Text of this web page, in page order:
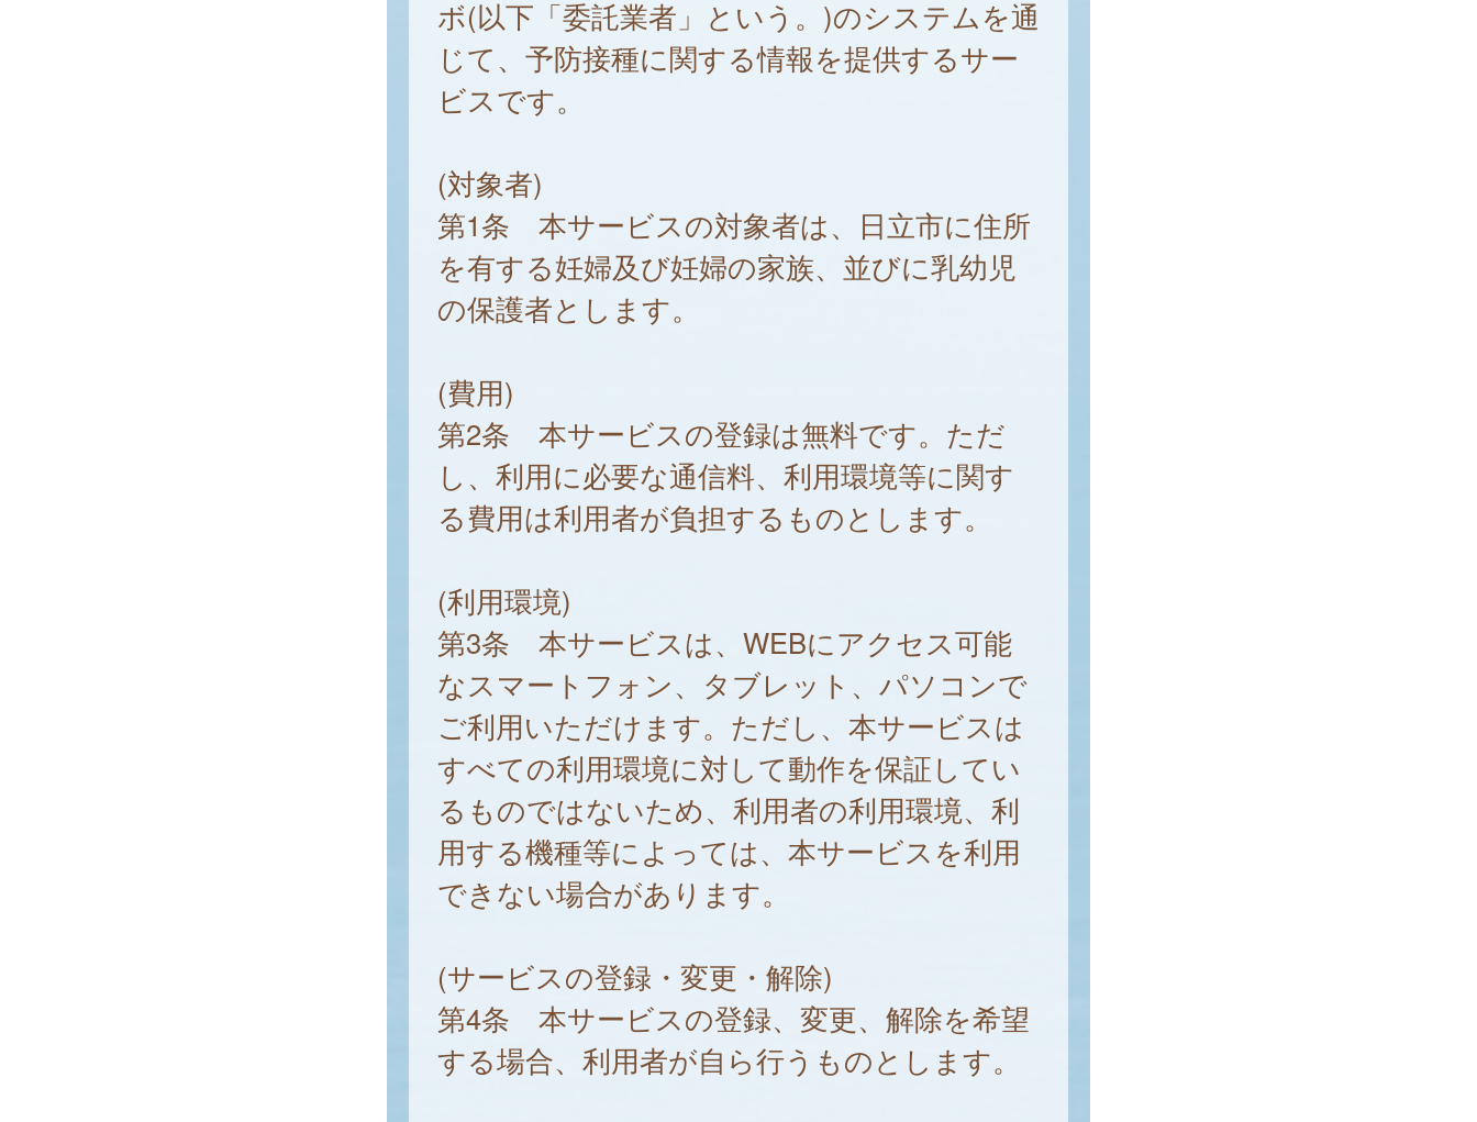
ボ(以下「委託業者」という。)のシステムを通
じて、予防接種に関する情報を提供するサー
ビスです。
(対象者)
第1条 本サービスの対象者は、日立市に住所
を有する妊婦及び妊婦の家族、並びに乳幼児
の保護者とします。
(費用)
第2条 本サービスの登録は無料です。ただ
し、利用に必要な通信料、利用環境等に関す
る費用は利用者が負担するものとします。
(利用環境)
第3条 本サービスは、WEBにアクセス可能
なスマートフォン、タブレット、パソコンで
ご利用いただけます。ただし、本サービスは
すべての利用環境に対して動作を保証してい
るものではないため、利用者の利用環境、利
用する機種等によっては、本サービスを利用
できない場合があります。
(サービスの登録・変更・解除)
第4条 本サービスの登録、変更、解除を希望
する場合、利用者が自ら行うものとします。